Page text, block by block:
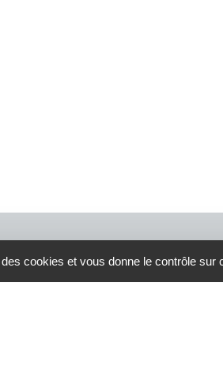
cookies et vous donne le contrôle sur